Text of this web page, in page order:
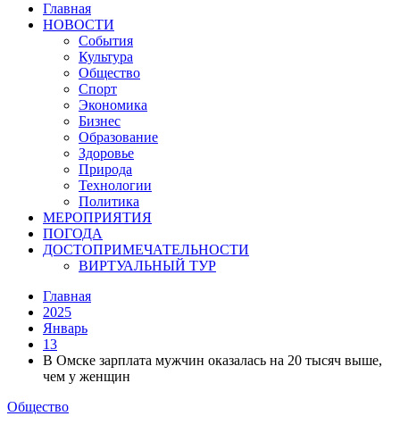
Главная
НОВОСТИ
События
Культура
Общество
Спорт
Экономика
Бизнес
Образование
Здоровье
Природа
Технологии
Политика
МЕРОПРИЯТИЯ
ПОГОДА
ДОСТОПРИМЕЧАТЕЛЬНОСТИ
ВИРТУАЛЬНЫЙ ТУР
Главная
2025
Январь
13
В Омске зарплата мужчин оказалась на 20 тысяч выше,
чем у женщин
Общество